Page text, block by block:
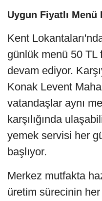
Uygun Fiyatlı
Kent
günlük menü 50 TL
devam ediyor.
Konak Levent
vatandaşlar aynı
karşılığında
yemek servisi her
başlıyor.
Merkez mutfakta
üretim sürecinin her